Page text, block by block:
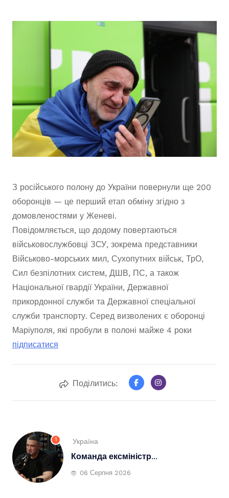
З російського полону до України повернули ще 200
оборонців — це перший етап обміну згідно з
домовленостями у Женеві.
Повідомляється, що додому повертаються
військовослужбовці ЗСУ, зокрема представники
Військово-морських мил, Сухопутних військ, ТрО,
Сил безпілотних систем, ДШВ, ПС, а також
Національної гвардії України, Державної
прикордонної служби та Державної спеціальної
служби транспорту. Серед визволених є оборонці
Маріуполя, які пробули в полоні майже 4 роки
підписатися
Поділитись:
1 Україна
Команда ексміністр...
06 Серпня 2026